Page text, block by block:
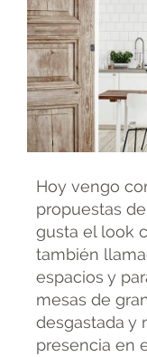
Hoy vengo
propuestas
gusta el look
también
espacios y
mesas de
desgastada y
presencia en